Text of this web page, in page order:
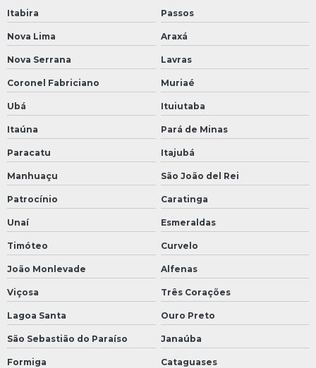
Itabira Passos
Nova Lima Araxá
Nova Serrana Lavras
Coronel Fabriciano Muriaé
Ubá Ituiutaba
Itaúna Pará de Minas
Paracatu Itajubá
Manhuaçu São João del Rei
Patrocínio Caratinga
Unaí Esmeraldas
Timóteo Curvelo
João Monlevade Alfenas
Viçosa Três Corações
Lagoa Santa Ouro Preto
São Sebastião do Paraíso Janaúba
Formiga Cataguases